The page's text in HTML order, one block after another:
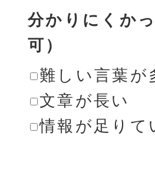
分かりにくか
可）
難しい言葉が
文章が長い
情報が足りて